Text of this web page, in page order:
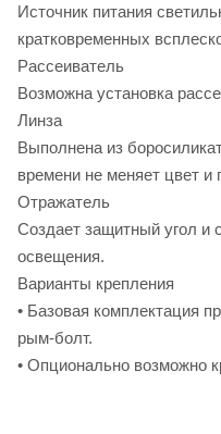
Источник питания
кратковременных
Рассеиватель
Возможна установка
Линза
Выполнена из
времени не меняет цвет и
Отражатель
Создает защитный угол и
освещения.
Варианты крепления
• Базовая комплектация
рым-болт.
• Опционально возможно